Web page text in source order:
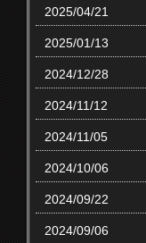
2025/04/21
2025/01/13
2024/12/28
2024/11/12
2024/11/05
2024/10/06
2024/09/22
2024/09/06